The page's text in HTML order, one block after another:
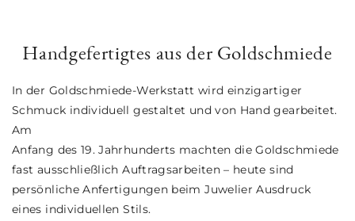
Handgefertigtes aus der Goldschmiede
In der Goldschmiede-Werkstatt wird einzigartiger
Schmuck individuell gestaltet und von Hand gearbeitet.
Am
Anfang des 19. Jahrhunderts machten die Goldschmiede
fast ausschließlich Auftragsarbeiten – heute sind
persönliche Anfertigungen beim Juwelier Ausdruck
eines individuellen Stils.